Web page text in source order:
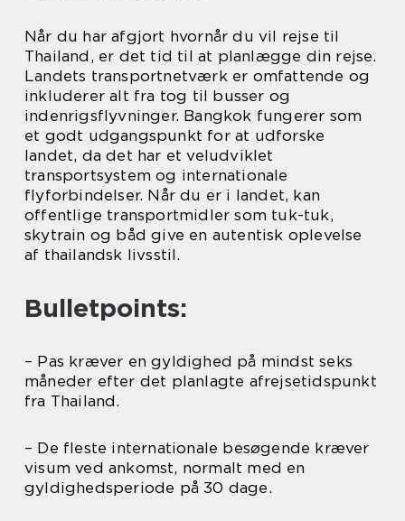
Når du har afgjort hvornår du vil rejse til
Thailand, er det tid til at planlægge din rejse.
Landets transportnetværk er omfattende og
inkluderer alt fra tog til busser og
indenrigsflyvninger. Bangkok fungerer som
et godt udgangspunkt for at udforske
landet, da det har et veludviklet
transportsystem og internationale
flyforbindelser. Når du er i landet, kan
offentlige transportmidler som tuk-tuk,
skytrain og båd give en autentisk oplevelse
af thailandsk livsstil.
Bulletpoints:
– Pas kræver en gyldighed på mindst seks
måneder efter det planlagte afrejsetidspunkt
fra Thailand.
– De fleste internationale besøgende kræver
visum ved ankomst, normalt med en
gyldighedsperiode på 30 dage.